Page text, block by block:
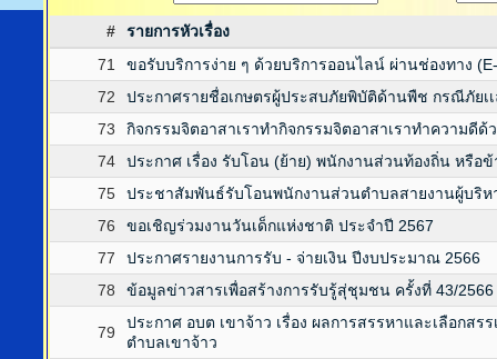
#
รายการหัวเรื่อง
71
ขอรับบริการง่าย ๆ ด้วยบริการออนไลน์ ผ่านช่องทาง
72
ประกาศรายชื่อเกษตรผู้ประสบภัยพิบัติด้านพืช กรณีภัยเ
73
กิจกรรมจิตอาสาเราทำกิจกรรมจิตอาสาเราทำความดี
74
ประกาศ เรื่อง รับโอน (ย้าย) พนักงานส่วนท้องถิ่น หรือ
75
ประชาสัมพันธ์รับโอนพนักงานส่วนตำบลสายงานผู้บริห
76
ขอเชิญร่วมงานวันเด็กแห่งชาติ ประจำปี 2567
77
ประกาศรายงานการรับ - จ่ายเงิน ปีงบประมาณ 2566
78
ข้อมูลข่าวสารเพื่อสร้างการรับรู้สุ่ชุมชน ครั้งที่ 43/2566
79
ประกาศ อบต เขาจ้าว เรื่อง ผลการสรรหาและเลือกส
ตำบลเขาจ้าว